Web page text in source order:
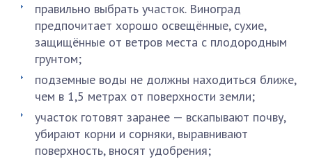
правильно выбрать участок. Виноград
предпочитает хорошо освещённые, сухие,
защищённые от ветров места с плодородным
грунтом;
подземные воды не должны находиться ближе,
чем в 1,5 метрах от поверхности земли;
участок готовят заранее — вскапывают почву,
убирают корни и сорняки, выравнивают
поверхность, вносят удобрения;